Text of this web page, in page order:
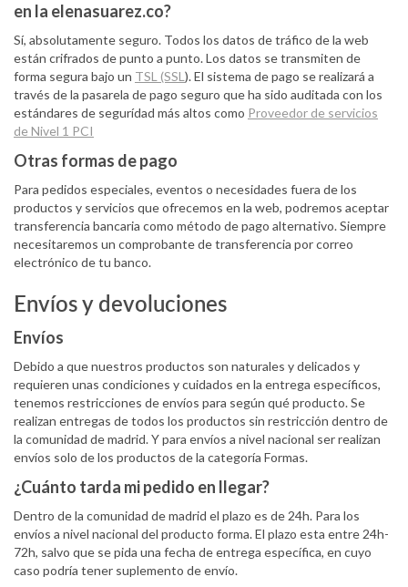
en la elenasuarez.co?
Sí, absolutamente seguro. Todos los datos de tráfico de la web
están crifrados de punto a punto. Los datos se transmiten de
forma segura bajo un TSL (SSL ). El sistema de pago se realizará a
través de la pasarela de pago seguro que ha sido auditada con los
estándares de segurídad más altos como Proveedor de servicios
de Nivel 1 PCI
Otras formas de pago
Para pedidos especiales, eventos o necesidades fuera de los
productos y servicios que ofrecemos en la web, podremos aceptar
transferencia bancaria como método de pago alternativo. Siempre
necesitaremos un comprobante de transferencia por correo
electrónico de tu banco.
Envíos y devoluciones
Envíos
Debido a que nuestros productos son naturales y delicados y
requieren unas condiciones y cuidados en la entrega específicos,
tenemos restricciones de envíos para según qué producto. Se
realizan entregas de todos los productos sin restricción dentro de
la comunidad de madrid. Y para envíos a nivel nacional ser realizan
envíos solo de los productos de la categoría Formas.
¿Cuánto tarda mi pedido en llegar?
Dentro de la comunidad de madrid el plazo es de 24h. Para los
envíos a nivel nacional del producto forma. El plazo esta entre 24h-
72h, salvo que se pida una fecha de entrega específica, en cuyo
caso podría tener suplemento de envío.